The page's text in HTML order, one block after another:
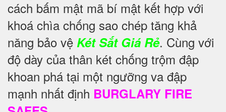
cách bấm mật mã bí mật kết hợp với
khoá chìa chống sao chép tăng khả
năng bảo vệ Két Sắt Giá Rẻ. Cùng với
độ dày của thân két chống trộm đập
khoan phá tại một ngưỡng va đập
mạnh nhất định BURGLARY FIRE